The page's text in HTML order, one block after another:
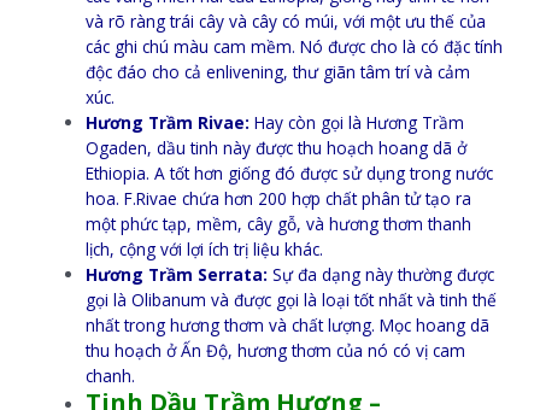
và rõ ràng trái cây và cây có múi, với một ưu thế của
các ghi chú màu cam mềm. Nó được cho là có đặc tính
độc đáo cho cả enlivening, thư giãn tâm trí và cảm
xúc.
Hương Trầm Rivae: Hay còn gọi là Hương Trầm
Ogaden, dầu tinh này được thu hoạch hoang dã ở
Ethiopia. A tốt hơn giống đó được sử dụng trong nước
hoa. F.Rivae chứa hơn 200 hợp chất phân tử tạo ra
một phức tạp, mềm, cây gỗ, và hương thơm thanh
lịch, cộng với lợi ích trị liệu khác.
Hương Trầm Serrata: Sự đa dạng này thường được
gọi là Olibanum và được gọi là loại tốt nhất và tinh thế
nhất trong hương thơm và chất lượng. Mọc hoang dã
thu hoạch ở Ấn Độ, hương thơm của nó có vị cam
chanh.
Tinh Dầu Trầm Hương –